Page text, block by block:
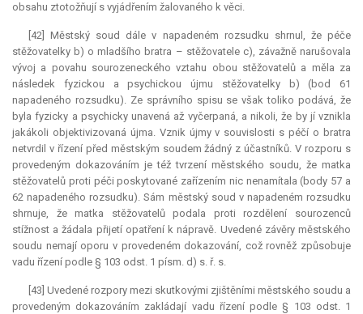
obsahu ztotožňují s vyjádřením žalovaného k věci.
[42] Městský soud dále v napadeném rozsudku shrnul, že péče
stěžovatelky b) o mladšího bratra – stěžovatele c), závažně narušovala
vývoj a povahu sourozeneckého vztahu obou stěžovatelů a měla za
následek fyzickou a psychickou újmu stěžovatelky b) (bod 61
napadeného rozsudku). Ze správního spisu se však toliko podává, že
byla fyzicky a psychicky unavená až vyčerpaná, a nikoli, že by jí vznikla
jakákoli objektivizovaná újma. Vznik újmy v souvislosti s péčí o bratra
netvrdil v řízení před městským soudem žádný z účastníků. V rozporu s
provedeným dokazováním je též tvrzení městského soudu, že matka
stěžovatelů proti péči poskytované zařízením nic nenamítala (body 57 a
62 napadeného rozsudku). Sám městský soud v napadeném rozsudku
shrnuje, že matka stěžovatelů podala proti rozdělení sourozenců
stížnost a žádala přijetí opatření k nápravě. Uvedené závěry městského
soudu nemají oporu v provedeném dokazování, což rovněž způsobuje
vadu řízení podle § 103 odst. 1 písm. d) s. ř. s.
[43] Uvedené rozpory mezi skutkovými zjištěními městského soudu a
provedeným dokazováním zakládají vadu řízení podle § 103 odst. 1